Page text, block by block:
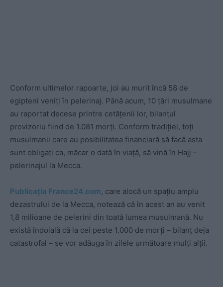
Conform ultimelor rapoarte, joi au murit încă 58 de
egipteni veniți în pelerinaj. Până acum, 10 țări musulmane
au raportat decese printre cetățenii lor, bilanțul
provizoriu fiind de 1.081 morți. Conform tradiției, toți
musulmanii care au posibilitatea financiară să facă asta
sunt obligați ca, măcar o dată în viață, să vină în Hajj –
pelerinajul la Mecca.
Publicația France24.com, care alocă un spațiu amplu
dezastrului de la Mecca, notează că în acest an au venit
1,8 milioane de pelerini din toată lumea musulmană. Nu
există îndoială că la cei peste 1.000 de morți – bilanț deja
catastrofal – se vor adăuga în zilele următoare mulți alții.